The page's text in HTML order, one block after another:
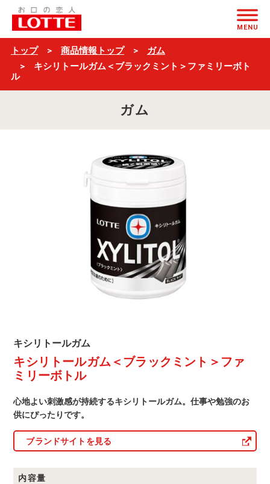
キ
シ
リ
ー
ガ
フ
ァ
ミ
リ
ー
ボ
ト
ル
MENU
トップ 商品情報トップ
ガム
キシリトールガム＜ブラックミント＞ファミリーボト
ル
ガム
キ
リ
ト
ー
ガ
ム
商
品
覧
キシリトールガム
キシリトールガム＜ブラックミント＞ファ
ミリーボトル
心地よい刺激感が持続するキシリトールガム。仕事や勉強のお
供にぴったりです。
ブランドサイトを見る
内容量